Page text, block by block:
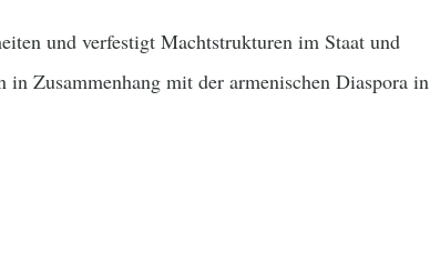
und verfestigt Machtstrukturen im Staat und
Zusammenhang mit der armenischen Diaspora in